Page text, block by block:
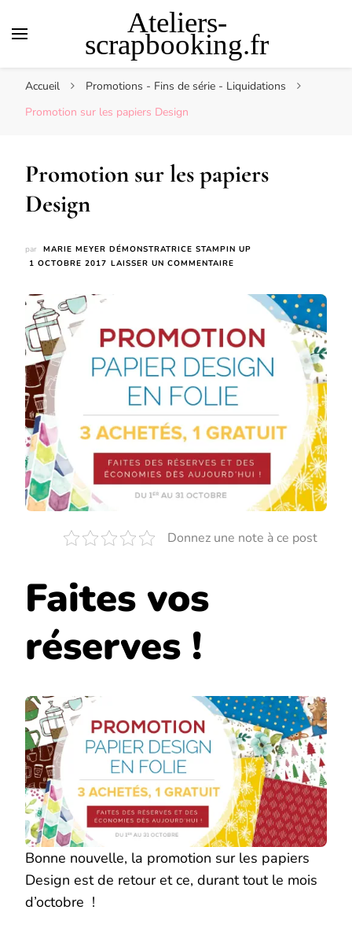
Ateliers-
scrapbooking.fr
Accueil
Promotions - Fins de série - Liquidations
Promotion sur les papiers Design
Promotion sur les papiers
Design
par
MARIE MEYER DÉMONSTRATRICE STAMPIN UP
1 OCTOBRE 2017 LAISSER UN COMMENTAIRE
DESIGN
Donnez une note à ce post
Faites vos
réserves !
Bonne nouvelle, la promotion sur les papiers
Design est de retour et ce, durant tout le mois
d’octobre !